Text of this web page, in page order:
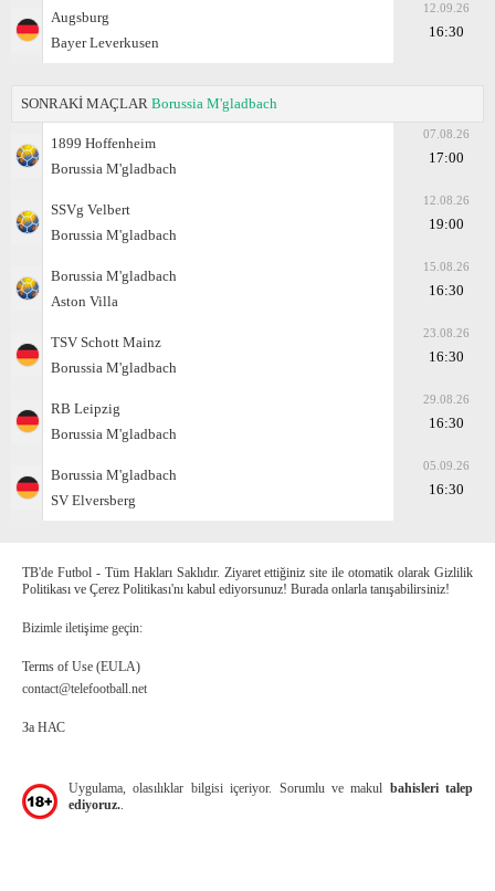
Augsburg
Bayer Leverkusen
12.09.26
16:30
SONRAKİ MAÇLAR Borussia M'gladbach
1899 Hoffenheim
Borussia M'gladbach
07.08.26
17:00
SSVg Velbert
Borussia M'gladbach
12.08.26
19:00
Borussia M'gladbach
Aston Villa
15.08.26
16:30
TSV Schott Mainz
Borussia M'gladbach
23.08.26
16:30
RB Leipzig
Borussia M'gladbach
29.08.26
16:30
Borussia M'gladbach
SV Elversberg
05.09.26
16:30
TB'de Futbol - Tüm Hakları Saklıdır. Ziyaret ettiğiniz site ile otomatik olarak Gizlilik
Politikası ve Çerez Politikası'nı kabul ediyorsunuz! Burada onlarla tanışabilirsiniz!
Bizimle iletişime geçin:
Terms of Use (EULA)
contact@telefootball.net
За НАС
Uygulama, olasılıklar bilgisi içeriyor. Sorumlu ve makul bahisleri talep
ediyoruz.